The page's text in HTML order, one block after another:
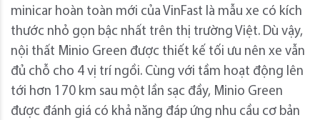
minicar hoàn toàn mới của VinFast là mẫu xe có kích
thước nhỏ gọn bậc nhất trên thị trường Việt. Dù vậy,
nội thất Minio Green được thiết kế tối ưu nên xe vẫn
đủ chỗ cho 4 vị trí ngồi. Cùng với tầm hoạt động lên
tới hơn 170 km sau một lần sạc đầy, Minio Green
được đánh giá có khả năng đáp ứng nhu cầu cơ bản